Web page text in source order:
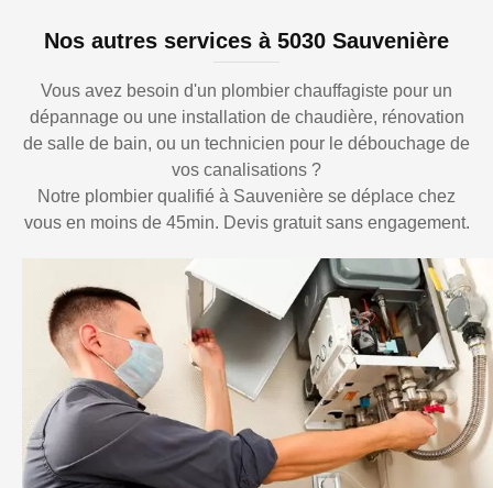
Nos autres services à 5030 Sauvenière
Vous avez besoin d'un plombier chauffagiste pour un
dépannage ou une installation de chaudière, rénovation
de salle de bain, ou un technicien pour le débouchage de
vos canalisations ?
Notre plombier qualifié à Sauvenière se déplace chez
vous en moins de 45min. Devis gratuit sans engagement.